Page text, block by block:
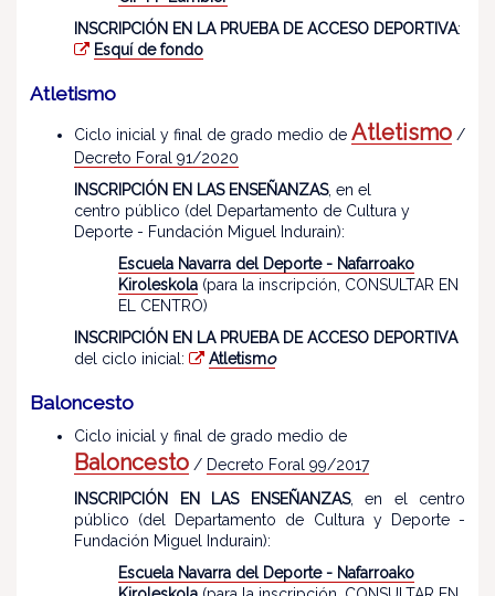
INSCRIPCIÓN EN LA PRUEBA DE ACCESO DEPORTIVA:
Esquí de fondo
Atletismo
Ciclo inicial y final de grado medio de Atletismo /
Decreto Foral 91/2020
INSCRIPCIÓN EN LAS ENSEÑANZAS, en el
centro público (del Departamento de Cultura y
Deporte - Fundación Miguel Indurain):
Escuela Navarra del Deporte - Nafarroako
Kiroleskola (para la inscripción, CONSULTAR EN
EL CENTRO)
INSCRIPCIÓN EN LA PRUEBA DE ACCESO DEPORTIVA
del ciclo inicial:
Atletismo
Baloncesto
Ciclo inicial y final de grado medio de
Baloncesto / Decreto Foral 99/2017
INSCRIPCIÓN EN LAS ENSEÑANZAS, en el centro
público (del Departamento de Cultura y Deporte -
Fundación Miguel Indurain):
Escuela Navarra del Deporte - Nafarroako